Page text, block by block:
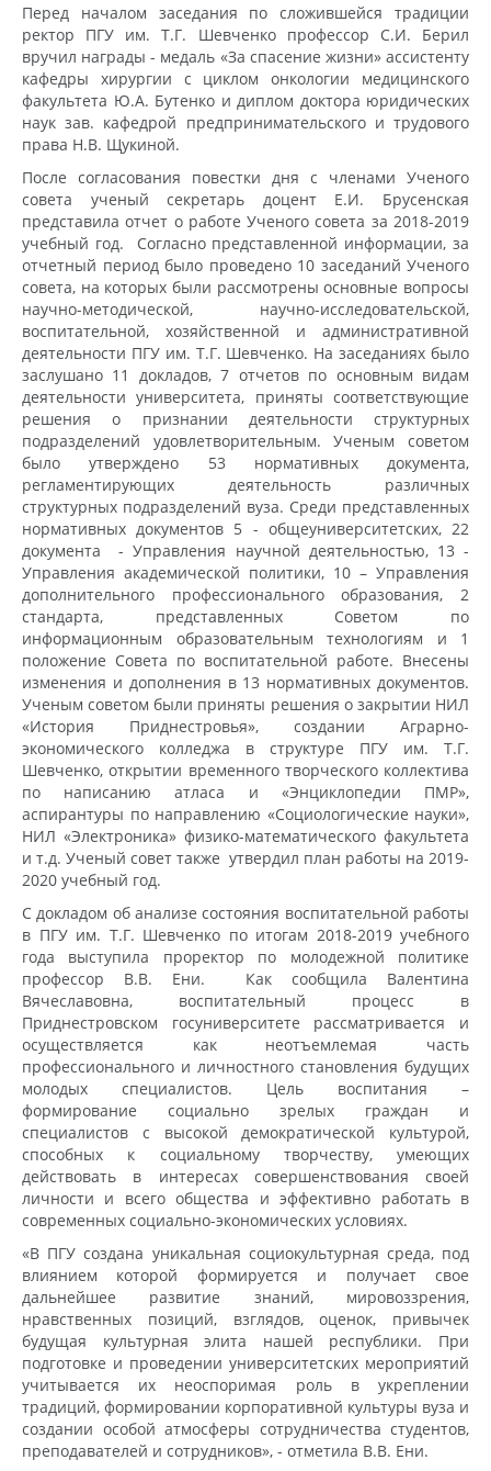
Перед началом заседания по сложившейся традиции
ректор ПГУ им. Т.Г. Шевченко профессор С.И. Берил
вручил награды - медаль «За спасение жизни» ассистенту
кафедры хирургии с циклом онкологии медицинского
факультета Ю.А. Бутенко и диплом доктора юридических
наук зав. кафедрой предпринимательского и трудового
права Н.В. Щукиной.
После согласования повестки дня с членами Ученого
совета ученый секретарь доцент Е.И. Брусенская
представила отчет о работе Ученого совета за 2018-2019
учебный год. Согласно представленной информации, за
отчетный период было проведено 10 заседаний Ученого
совета, на которых были рассмотрены основные вопросы
научно-методической, научно-исследовательской,
воспитательной, хозяйственной и административной
деятельности ПГУ им. Т.Г. Шевченко. На заседаниях было
заслушано 11 докладов, 7 отчетов по основным видам
деятельности университета, приняты соответствующие
решения о признании деятельности структурных
подразделений удовлетворительным. Ученым советом
было утверждено 53 нормативных документа,
регламентирующих деятельность различных
структурных подразделений вуза. Среди представленных
нормативных документов 5 - общеуниверситетских, 22
документа - Управления научной деятельностью, 13 -
Управления академической политики, 10 – Управления
дополнительного профессионального образования, 2
стандарта, представленных Советом по
информационным образовательным технологиям и 1
положение Совета по воспитательной работе. Внесены
изменения и дополнения в 13 нормативных документов.
Ученым советом были приняты решения о закрытии НИЛ
«История Приднестровья», создании Аграрно-
экономического колледжа в структуре ПГУ им. Т.Г.
Шевченко, открытии временного творческого коллектива
по написанию атласа и «Энциклопедии ПМР»,
аспирантуры по направлению «Социологические науки»,
НИЛ «Электроника» физико-математического факультета
и т.д. Ученый совет также утвердил план работы на 2019-
2020 учебный год.
С докладом об анализе состояния воспитательной работы
в ПГУ им. Т.Г. Шевченко по итогам 2018-2019 учебного
года выступила проректор по молодежной политике
профессор В.В. Ени. Как сообщила Валентина
Вячеславовна, воспитательный процесс в
Приднестровском госуниверситете рассматривается и
осуществляется как неотъемлемая часть
профессионального и личностного становления будущих
молодых специалистов. Цель воспитания –
формирование социально зрелых граждан и
специалистов с высокой демократической культурой,
способных к социальному творчеству, умеющих
действовать в интересах совершенствования своей
личности и всего общества и эффективно работать в
современных социально-экономических условиях.
«В ПГУ создана уникальная социокультурная среда, под
влиянием которой формируется и получает свое
дальнейшее развитие знаний, мировоззрения,
нравственных позиций, взглядов, оценок, привычек
будущая культурная элита нашей республики. При
подготовке и проведении университетских мероприятий
учитывается их неоспоримая роль в укреплении
традиций, формировании корпоративной культуры вуза и
создании особой атмосферы сотрудничества студентов,
преподавателей и сотрудников», - отметила В.В. Ени.